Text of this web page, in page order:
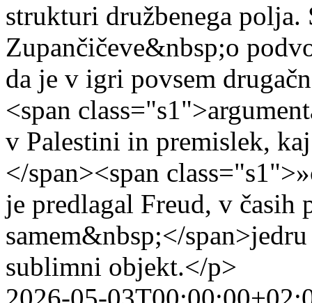
strukturi družbenega polja.
Zupančičeve&nbsp;o
da je v igri povsem
<span
v Palestini in premislek,
</span><span
je predlagal Freud, v
samem&nbsp;</
sublimni objekt.</p>